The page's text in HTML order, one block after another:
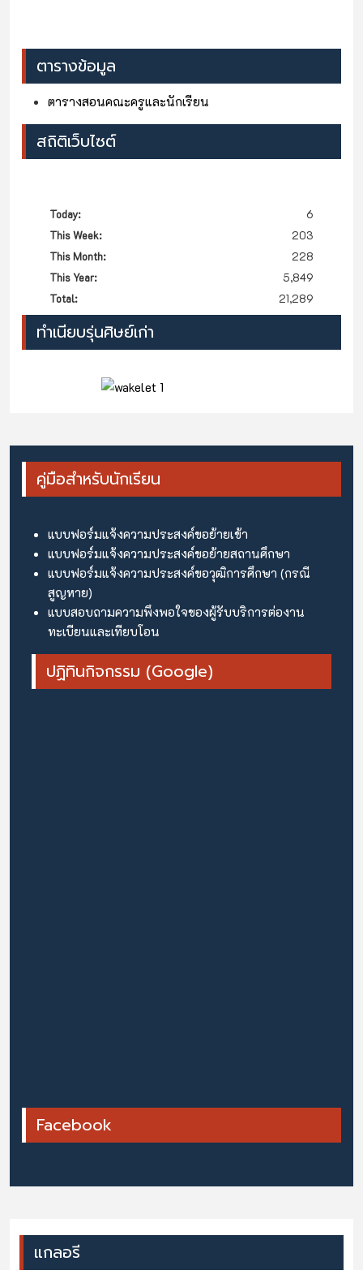
ตารางข้อมูล
ตารางสอนคณะครูและนักเรียน
สถิติเว็บไซต์
Today:
6
This Week:
203
This Month:
228
This Year:
5,849
Total:
21,289
ทำเนียบรุ่นศิษย์เก่า
คู่มือสำหรับนักเรียน
แบบฟอร์มแจ้งความประสงค์ขอย้ายเข้า
แบบฟอร์มแจ้งความประสงค์ขอย้ายสถานศึกษา
แบบฟอร์มแจ้งความประสงค์ขอวุฒิการศึกษา (กรณี
สูญหาย)
แบบสอบถามความพึงพอใจของผู้รับบริการต่องาน
ทะเบียนและเทียบโอน
ปฏิทินกิจกรรม (Google)
Facebook
แกลอรี